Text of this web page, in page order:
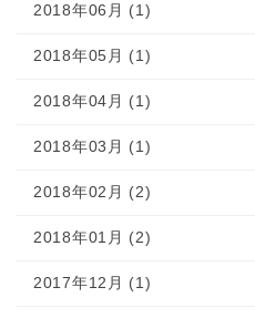
2018年06月 (1)
2018年05月 (1)
2018年04月 (1)
2018年03月 (1)
2018年02月 (2)
2018年01月 (2)
2017年12月 (1)